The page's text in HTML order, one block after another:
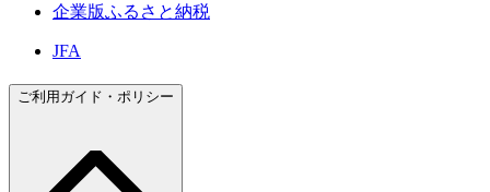
企業版ふるさと納税
JFA
ご利用ガイド・ポリシー